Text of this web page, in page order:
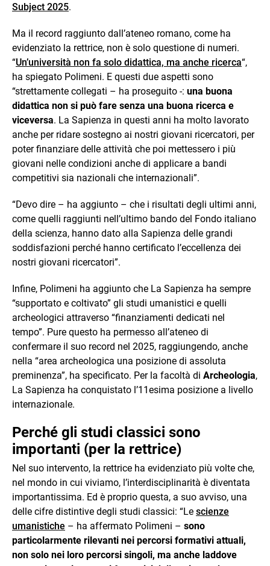
Subject 2025.
Ma il record raggiunto dall’ateneo romano, come ha
evidenziato la rettrice, non è solo questione di numeri.
“Un’università non fa solo didattica, ma anche ricerca“,
ha spiegato Polimeni. E questi due aspetti sono
“strettamente collegati – ha proseguito -: una buona
didattica non si può fare senza una buona ricerca e
viceversa. La Sapienza in questi anni ha molto lavorato
anche per ridare sostegno ai nostri giovani ricercatori, per
poter finanziare delle attività che poi mettessero i più
giovani nelle condizioni anche di applicare a bandi
competitivi sia nazionali che internazionali”.
“Devo dire – ha aggiunto – che i risultati degli ultimi anni,
come quelli raggiunti nell’ultimo bando del Fondo italiano
della scienza, hanno dato alla Sapienza delle grandi
soddisfazioni perché hanno certificato l’eccellenza dei
nostri giovani ricercatori”.
Infine, Polimeni ha aggiunto che La Sapienza ha sempre
“supportato e coltivato” gli studi umanistici e quelli
archeologici attraverso “finanziamenti dedicati nel
tempo”. Pure questo ha permesso all’ateneo di
confermare il suo record nel 2025, raggiungendo, anche
nella “area archeologica una posizione di assoluta
preminenza”, ha specificato. Per la facoltà di Archeologia,
La Sapienza ha conquistato l’11esima posizione a livello
internazionale.
Perché gli studi classici sono
importanti (per la rettrice)
Nel suo intervento, la rettrice ha evidenziato più volte che,
nel mondo in cui viviamo, l’interdisciplinarità è diventata
importantissima. Ed è proprio questa, a suo avviso, una
delle cifre distintive degli studi classici: “Le scienze
umanistiche – ha affermato Polimeni – sono
particolarmente rilevanti nei percorsi formativi attuali,
non solo nei loro percorsi singoli, ma anche laddove